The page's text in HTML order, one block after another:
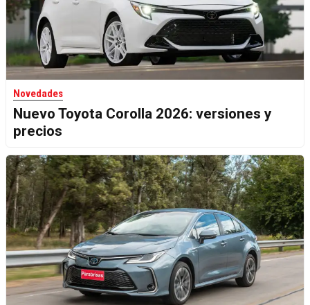
Novedades
Nuevo Toyota Corolla 2026: versiones y
precios